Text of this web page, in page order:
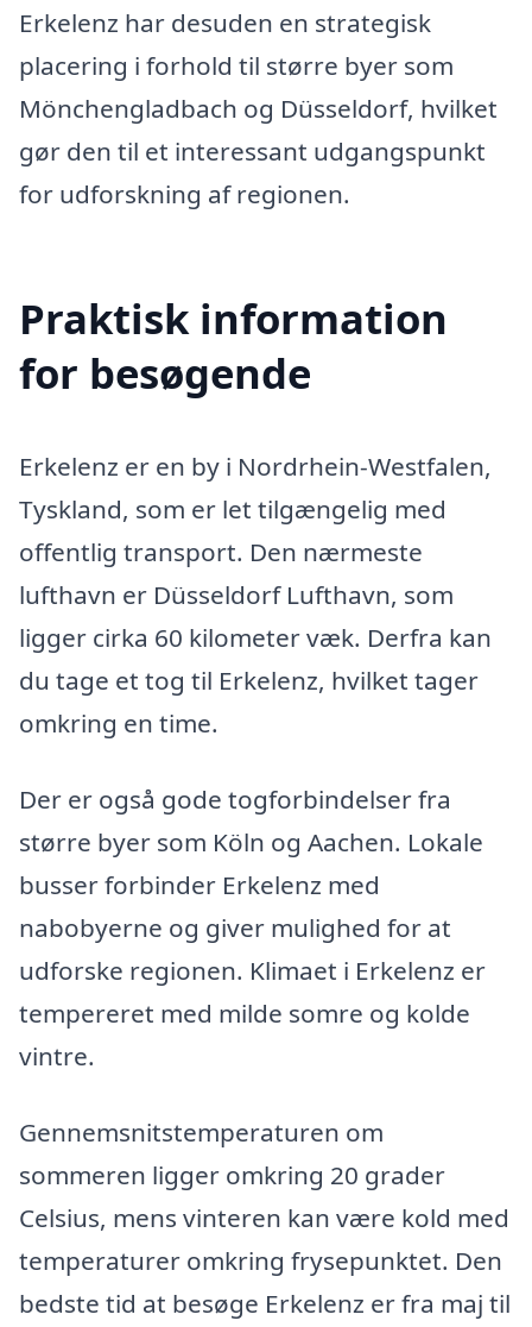
Erkelenz har desuden en strategisk
placering i forhold til større byer som
Mönchengladbach og Düsseldorf, hvilket
gør den til et interessant udgangspunkt
for udforskning af regionen.
Praktisk information
for besøgende
Erkelenz er en by i Nordrhein-Westfalen,
Tyskland, som er let tilgængelig med
offentlig transport. Den nærmeste
lufthavn er Düsseldorf Lufthavn, som
ligger cirka 60 kilometer væk. Derfra kan
du tage et tog til Erkelenz, hvilket tager
omkring en time.
Der er også gode togforbindelser fra
større byer som Köln og Aachen. Lokale
busser forbinder Erkelenz med
nabobyerne og giver mulighed for at
udforske regionen. Klimaet i Erkelenz er
tempereret med milde somre og kolde
vintre.
Gennemsnitstemperaturen om
sommeren ligger omkring 20 grader
Celsius, mens vinteren kan være kold med
temperaturer omkring frysepunktet. Den
bedste tid at besøge Erkelenz er fra maj til